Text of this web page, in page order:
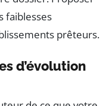
faiblesses
prêteurs.
d’évolution